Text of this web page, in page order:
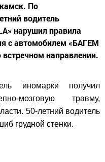
По
водитель
нарушил правила
с автомобилем «БАГЕМ
направлении.
иномарки получил
мозговую травму,
50-летний водитель
грудной стенки.